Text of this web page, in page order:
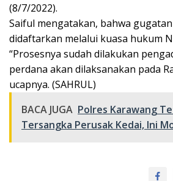
(8/7/2022).
Saiful mengatakan, bahwa
didaftarkan melalui kuasa hukum
“Prosesnya sudah dilakukan
perdana akan dilaksanakan pada
ucapnya. (SAHRUL)
BACA JUGA Polres Karawang
Tersangka Perusak Kedai, Ini